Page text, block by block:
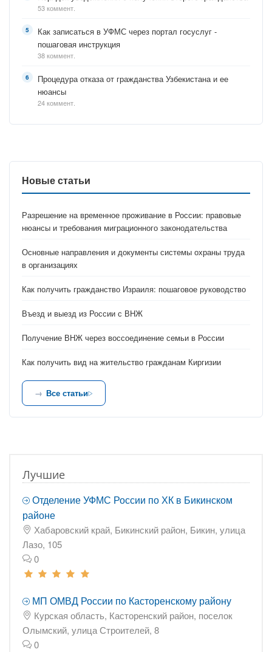
53 коммент.
Как записаться в УФМС через портал госуслуг -
пошаговая инструкция
38 коммент.
Процедура отказа от гражданства Узбекистана и ее
нюансы
24 коммент.
Новые статьи
Разрешение на временное проживание в России: правовые
нюансы и требования миграционного законодательства
Основные направления и документы системы охраны труда
в организациях
Как получить гражданство Израиля: пошаговое руководство
Въезд и выезд из России с ВНЖ
Получение ВНЖ через воссоединение семьи в России
Как получить вид на жительство гражданам Киргизии
Все статьи
Лучшие
Отделение УФМС России по ХК в Бикинском
районе
Хабаровский край, Бикинский район, Бикин, улица
Лазо, 105
0
МП ОМВД России по Касторенскому району
Курская область, Касторенский район, поселок
Олымский, улица Строителей, 8
0